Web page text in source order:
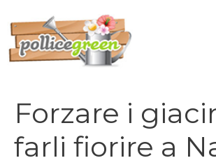
contenuto
Forzare i
farli fiorire a